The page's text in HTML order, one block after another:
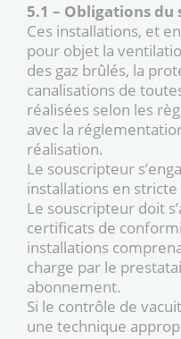
5.1 – Obligations
Ces installations, et
pour objet la
des gaz brûlés, la
canalisations de
réalisées selon les
avec la
réalisation.
Le souscripteur
installations en
Le souscripteur doit
certificats de
installations
charge par le
abonnement.
Si le contrôle de
une technique